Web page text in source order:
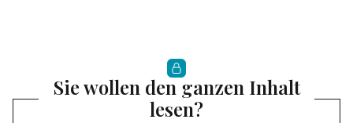
Sie wollen den ganzen Inhalt
lesen?